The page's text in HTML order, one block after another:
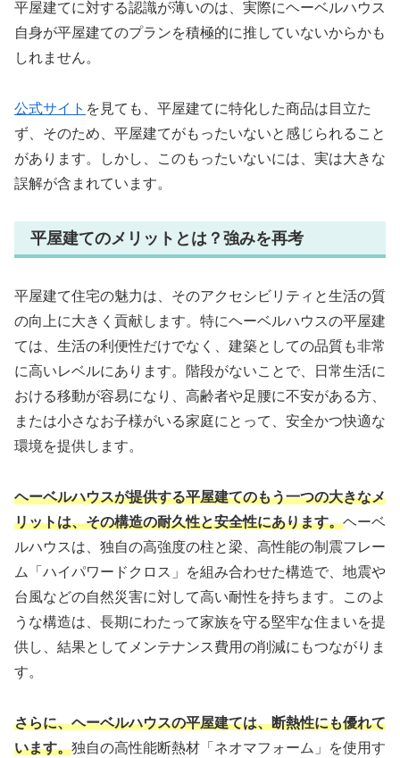
平屋建てに対する認識が薄いのは、実際にヘーベルハウス
自身が平屋建てのプランを積極的に推していないからかも
しれません。
公式サイト を見ても、平屋建てに特化した商品は目立た
ず、そのため、平屋建てがもったいないと感じられること
があります。しかし、このもったいないには、実は大きな
誤解が含まれています。
平屋建てのメリットとは？強みを再考
平屋建て住宅の魅力は、そのアクセシビリティと生活の質
の向上に大きく貢献します。特にヘーベルハウスの平屋建
ては、生活の利便性だけでなく、建築としての品質も非常
に高いレベルにあります。階段がないことで、日常生活に
おける移動が容易になり、高齢者や足腰に不安がある方、
または小さなお子様がいる家庭にとって、安全かつ快適な
環境を提供します。
ヘーベルハウスが提供する平屋建てのもう一つの大きなメ
リットは、その構造の耐久性と安全性にあります。ヘーベ
ルハウスは、独自の高強度の柱と梁、高性能の制震フレー
ム「ハイパワードクロス」を組み合わせた構造で、地震や
台風などの自然災害に対して高い耐性を持ちます。このよ
うな構造は、長期にわたって家族を守る堅牢な住まいを提
供し、結果としてメンテナンス費用の削減にもつながりま
す。
さらに、ヘーベルハウスの平屋建ては、断熱性にも優れて
います。独自の高性能断熱材「ネオマフォーム」を使用す